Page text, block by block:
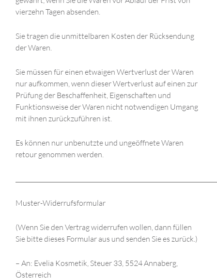
vierzehn Tagen absenden.
Sie tragen die unmittelbaren Kosten der Rücksendung
der Waren.
Sie müssen für einen etwaigen Wertverlust der Waren
nur aufkommen, wenn dieser Wertverlust auf einen zur
Prüfung der Beschaffenheit, Eigenschaften und
Funktionsweise der Waren nicht notwendigen Umgang
mit ihnen zurückzuführen ist.
Es können nur unbenutzte und ungeöffnete Waren
retour genommen werden.
Muster-Widerrufsformular
(Wenn Sie den Vertrag widerrufen wollen, dann füllen
Sie bitte dieses Formular aus und senden Sie es zurück.)
– An: Evelia Kosmetik, Steuer 33, 5524 Annaberg,
Österreich